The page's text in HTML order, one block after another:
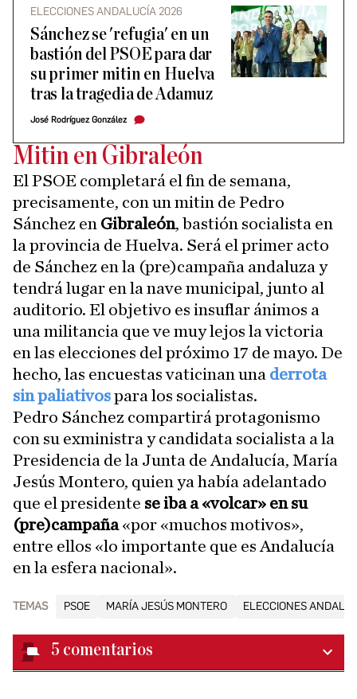
ELECCIONES ANDALUCÍA 2026
Sánchez se 'refugia' en un
bastión del PSOE para dar
su primer mitin en Huelva
tras la tragedia de Adamuz
José Rodríguez González
Mitin en Gibraleón
El PSOE completará el fin de semana,
precisamente, con un mitin de Pedro
Sánchez en Gibraleón, bastión socialista en
la provincia de Huelva. Será el primer acto
de Sánchez en la (pre)campaña andaluza y
tendrá lugar en la nave municipal, junto al
auditorio. El objetivo es insuflar ánimos a
una militancia que ve muy lejos la victoria
en las elecciones del próximo 17 de mayo. De
hecho, las encuestas vaticinan una derrota
sin paliativospara los socialistas.
Pedro Sánchez compartirá protagonismo
con su exministra y candidata socialista a la
Presidencia de la Junta de Andalucía, María
Jesús Montero, quien ya había adelantado
que el presidente se iba a «volcar» en su
(pre)campaña«por «muchos motivos»,
entre ellos «lo importante que es Andalucía
en la esfera nacional».
TEMAS PSOE MARÍA JESÚS MONTERO ELECCIONES
5 comentarios